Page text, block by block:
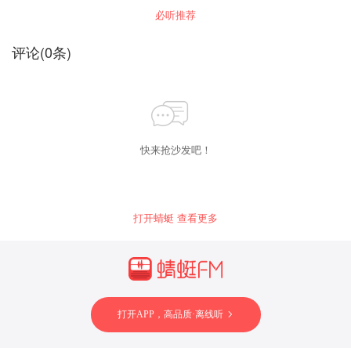
过对新中国成立前决定中国命运的三大转折战役
的描写，以及对毛泽东等领导人的刻画，力图探
必听推荐
评论(0条)
快来抢沙发吧！
打开蜻蜓 查看更多
打开APP，高品质·离线听